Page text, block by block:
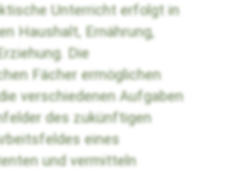
Unterricht erfolgt in
Haushalt, Ernährung,
Die
Fächer ermöglichen
verschiedenen Aufgaben
des zukünftigen
eines
und vermitteln